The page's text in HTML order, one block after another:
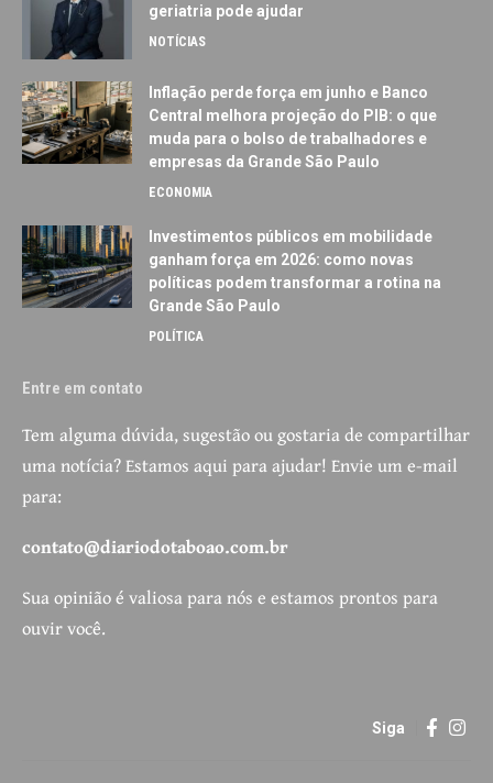
geriatria pode ajudar
NOTÍCIAS
Inflação perde força em junho e Banco
Central melhora projeção do PIB: o que
muda para o bolso de trabalhadores e
empresas da Grande São Paulo
ECONOMIA
Investimentos públicos em mobilidade
ganham força em 2026: como novas
políticas podem transformar a rotina na
Grande São Paulo
POLÍTICA
Entre em contato
Tem alguma dúvida, sugestão ou gostaria de compartilhar
uma notícia? Estamos aqui para ajudar! Envie um e-mail
para:
contato@diariodotaboao.com.br
Sua opinião é valiosa para nós e estamos prontos para
ouvir você.
Siga